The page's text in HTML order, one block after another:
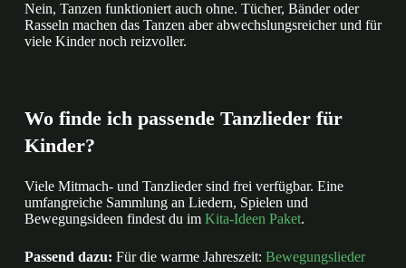
Nein, Tanzen funktioniert auch ohne. Tücher, Bänder oder
Rasseln machen das Tanzen aber abwechslungsreicher und für
viele Kinder noch reizvoller.
Wo finde ich passende Tanzlieder für
Kinder?
Viele Mitmach- und Tanzlieder sind frei verfügbar. Eine
umfangreiche Sammlung an Liedern, Spielen und
Bewegungsideen findest du im Kita-Ideen Paket.
Passend dazu: Für die warme Jahreszeit: Bewegungslieder